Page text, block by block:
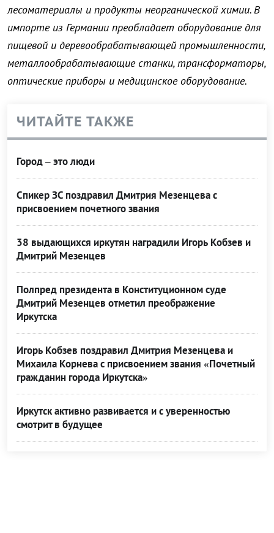
лесоматериалы и продукты неорганической химии. В
импорте из Германии преобладает оборудование для
пищевой и деревообрабатывающей промышленности,
металлообрабатывающие станки, трансформаторы,
оптические приборы и медицинское оборудование.
ЧИТАЙТЕ ТАКЖЕ
Город – это люди
Спикер ЗС поздравил Дмитрия Мезенцева с
присвоением почетного звания
38 выдающихся иркутян наградили Игорь Кобзев и
Дмитрий Мезенцев
Полпред президента в Конституционном суде
Дмитрий Мезенцев отметил преображение
Иркутска
Игорь Кобзев поздравил Дмитрия Мезенцева и
Михаила Корнева с присвоением звания «Почетный
гражданин города Иркутска»
Иркутск активно развивается и с уверенностью
смотрит в будущее